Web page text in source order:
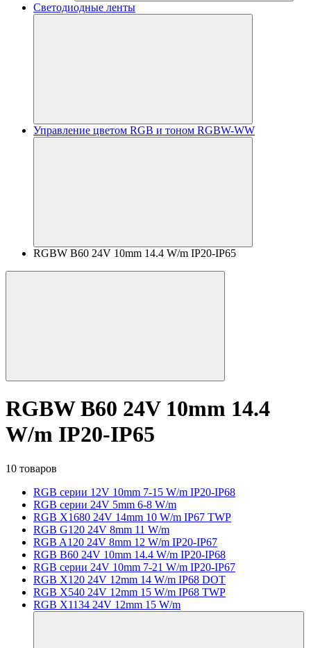
Светодиодные ленты
Управление цветом RGB и тоном RGBW-WW
RGBW B60 24V 10mm 14.4 W/m IP20-IP65
RGBW B60 24V 10mm 14.4
W/m IP20-IP65
10 товаров
RGB серии 12V 10mm 7-15 W/m IP20-IP68
RGB серии 24V 5mm 6-8 W/m
RGB X1680 24V 14mm 10 W/m IP67 TWP
RGB G120 24V 8mm 11 W/m
RGB A120 24V 8mm 12 W/m IP20-IP67
RGB B60 24V 10mm 14.4 W/m IP20-IP68
RGB серии 24V 10mm 7-21 W/m IP20-IP67
RGB X120 24V 12mm 14 W/m IP68 DOT
RGB X540 24V 12mm 15 W/m IP68 TWP
RGB X1134 24V 12mm 15 W/m